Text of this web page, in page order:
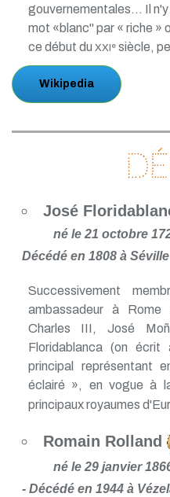
gouvernementales... Il
mot «blanc" par « riche »
ce début du XXI esiècle,
Wikipedia
José
né le 21 octobre
Décédé en 1808 à
Successivement
ambassadeur à
Charles III, José
Floridablanca (on
principal représentant
éclairé », en vogue à
principaux royaumes
Romain Rolland
né le 29 janvier
- Décédé en 1944 à